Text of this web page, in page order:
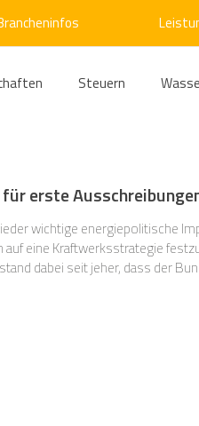
Steuern
Kälte Verkehr
erste
wichtige energiepolitische
festzulegen, welche die
dabei seit jeher, dass der